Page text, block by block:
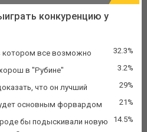
конкуренцию у
котором все возможно 32.3%
в "Рубине" 3.2%
что он лучший 29%
основным форвардом 21%
бы подыскивали новую
14.5%